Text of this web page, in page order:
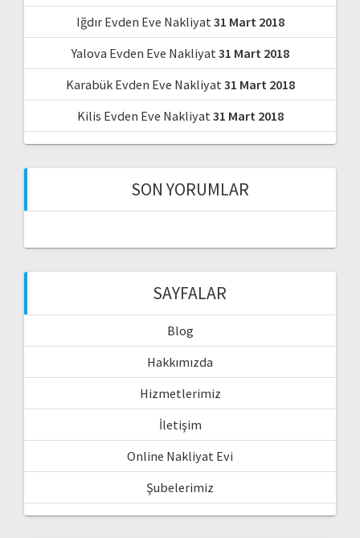
Iğdır Evden Eve Nakliyat 31 Mart 2018
Yalova Evden Eve Nakliyat 31 Mart 2018
Karabük Evden Eve Nakliyat 31 Mart 2018
Kilis Evden Eve Nakliyat 31 Mart 2018
SON YORUMLAR
SAYFALAR
Blog
Hakkımızda
Hizmetlerimiz
İletişim
Online Nakliyat Evi
Şubelerimiz